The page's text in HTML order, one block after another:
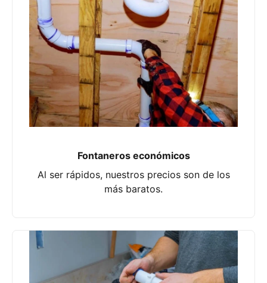
Fontaneros económicos
Al ser rápidos, nuestros precios son de los
más baratos.